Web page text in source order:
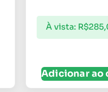
À vista: R$
Adicionar ao